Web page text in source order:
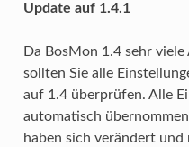
Update auf 1.4.1
Da BosMon 1.4 sehr
sollten Sie alle
auf 1.4 überprüfen. Alle
automatisch
haben sich verändert